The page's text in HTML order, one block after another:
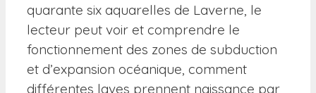
quarante six aquarelles de Laverne, le
lecteur peut voir et comprendre le
fonctionnement des zones de subduction
et d’expansion océanique, comment
différentes laves prennent naissance par